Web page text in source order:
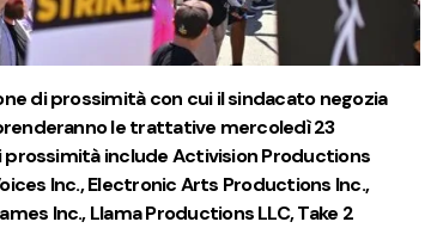
di prossimità con cui il sindacato negozia
le trattative mercoledì 23
include Activision Productions
Inc., Electronic Arts Productions Inc.,
Inc., Llama Productions LLC, Take 2